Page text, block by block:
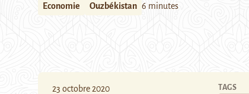
Economie Ouzbékistan 6 minutes
23 octobre 2020 TAGS